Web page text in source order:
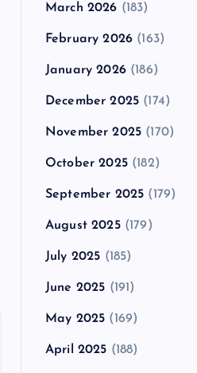
March 2026 (183)
February 2026 (163)
January 2026(186)
December 2025 (174)
November 2025 (170)
October 2025(182)
September 2025 (179)
August 2025(179)
July 2025 (185)
June 2025 (191)
May 2025 (169)
April 2025 (188)